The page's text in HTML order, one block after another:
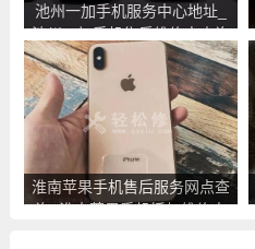
池州一加手机服务中心地址_
池州一加手机售后维修点查询
淮南苹果手机售后服务网点查
询_淮南苹果手机授权维修中